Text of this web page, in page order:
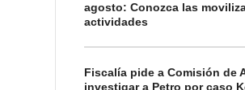
agosto: Conozca las
actividades
Fiscalía pide a Comisión de
investigar a Petro por caso